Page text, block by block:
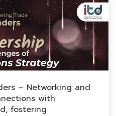
– Networking and
with
fostering